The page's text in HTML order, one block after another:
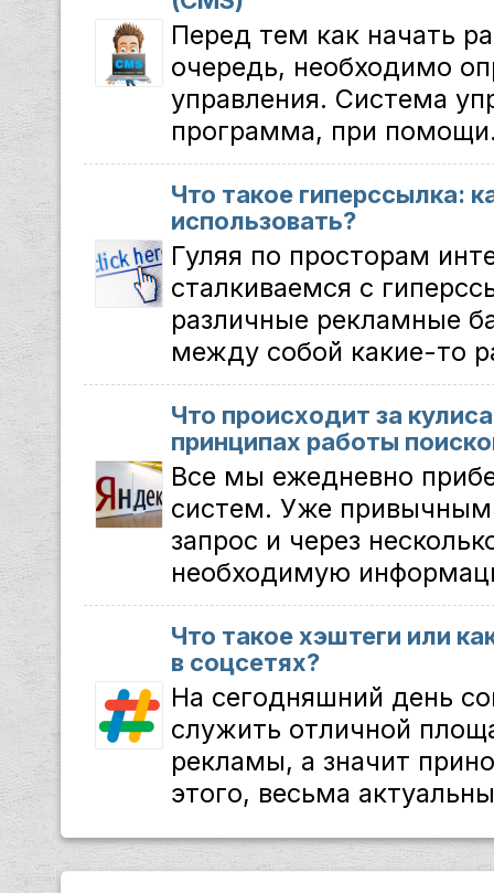
Перед тем как начать
очередь, необходимо
управления. Система
программа, при
Что такое гиперссылка:
использовать?
Гуляя по просторам
сталкиваемся с
различные рекламные
между собой какие-то
Что происходит за
принципах работы
Все мы ежедневно
систем. Уже
запрос и через
необходимую
Что такое хэштеги или
в соцсетях?
На сегодняшний день
служить отличной
рекламы, а значит
этого, весьма